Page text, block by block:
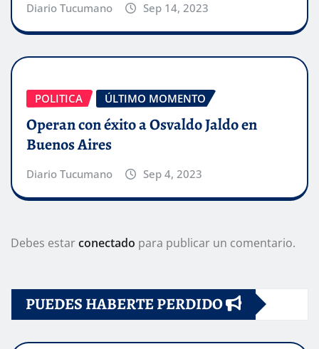
Diario Tucumano Sep 14, 2023
POLITICA ÚLTIMO MOMENTO
Operan con éxito a Osvaldo Jaldo en
Buenos Aires
Diario Tucumano Sep 4, 2023
Debes estarconectado para publicar un comentario.
PUEDES HABERTE PERDIDO